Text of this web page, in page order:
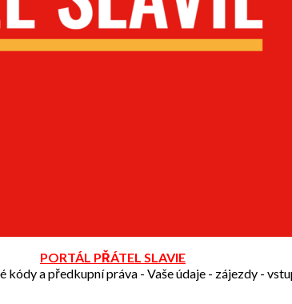
PORTÁL PŘÁTEL SLAVIE
kódy a předkupní práva - Vaše údaje - zájezdy -